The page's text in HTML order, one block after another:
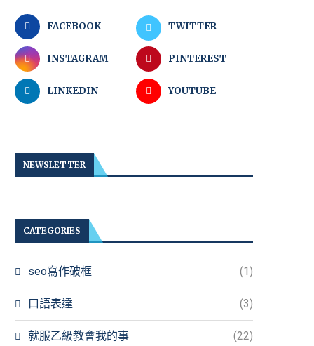
FACEBOOK TWITTER
INSTAGRAM PINTEREST
LINKEDIN YOUTUBE
NEWSLETTER
CATEGORIES
seo寫作破框 (1)
口語表達 (3)
就服乙級教會我的事 (22)